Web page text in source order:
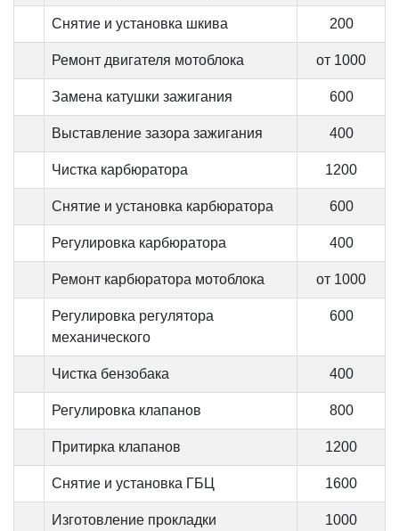
Снятие и установка шкива 200
Ремонт двигателя мотоблока от 1000
Замена катушки зажигания 600
Выставление зазора зажигания 400
Чистка карбюратора 1200
Снятие и установка карбюратора 600
Регулировка карбюратора 400
Ремонт карбюратора мотоблока от 1000
Регулировка регулятора
механического
600
Чистка бензобака 400
Регулировка клапанов 800
Притирка клапанов 1200
Снятие и установка ГБЦ 1600
Изготовление прокладки 1000